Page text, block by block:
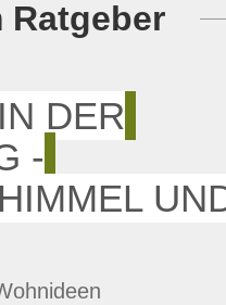
Ratgeber
DER
-